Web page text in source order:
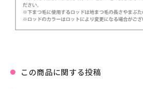
この商品に関する投稿